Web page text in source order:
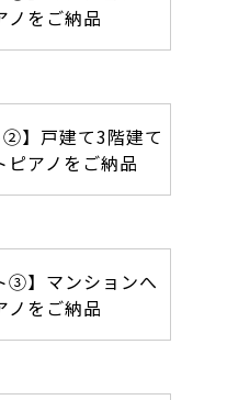
ノをご納品
②】戸建て3階建て
アノをご納品
③】マンションへ
ノをご納品